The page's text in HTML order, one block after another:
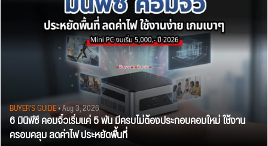
BUYER'S GUIDE• Aug 3, 2026
6 มินิพีซี คอมจิ๋วเริ่มแค่ 5 พัน มีครบไม่ต้องประกอบคอมใหม่ ใช้งาน
ครอบคลุม ลดค่าไฟ ประหยัดพื้นที่